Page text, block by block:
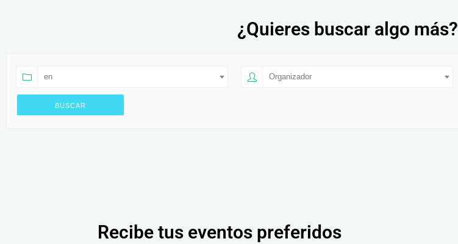
¿Quieres buscar algo más?
en Organizador
Recibe tus eventos preferidos